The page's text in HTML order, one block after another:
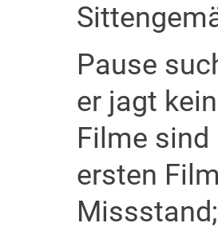
Pause
er jagt
Filme
ersten